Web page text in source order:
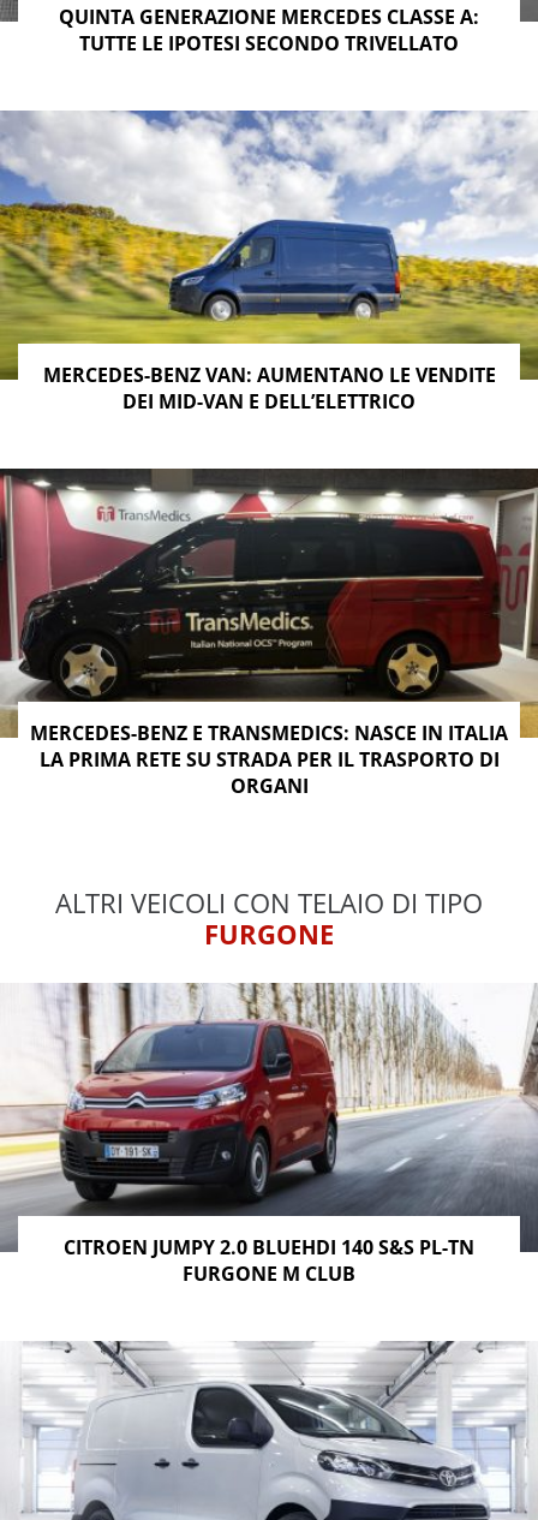
QUINTA GENERAZIONE MERCEDES CLASSE A:
TUTTE LE IPOTESI SECONDO TRIVELLATO
MERCEDES-BENZ VAN: AUMENTANO LE VENDITE
DEI MID-VAN E DELL’ELETTRICO
MERCEDES-BENZ E TRANSMEDICS: NASCE IN ITALIA
LA PRIMA RETE SU STRADA PER IL TRASPORTO DI
ORGANI
ALTRI VEICOLI CON TELAIO DI TIPO
FURGONE
CITROEN JUMPY 2.0 BLUEHDI 140 S&S PL-TN
FURGONE M CLUB